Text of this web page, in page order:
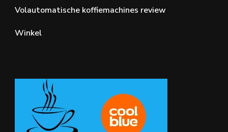
Volautomatische koffiemachines review
Winkel